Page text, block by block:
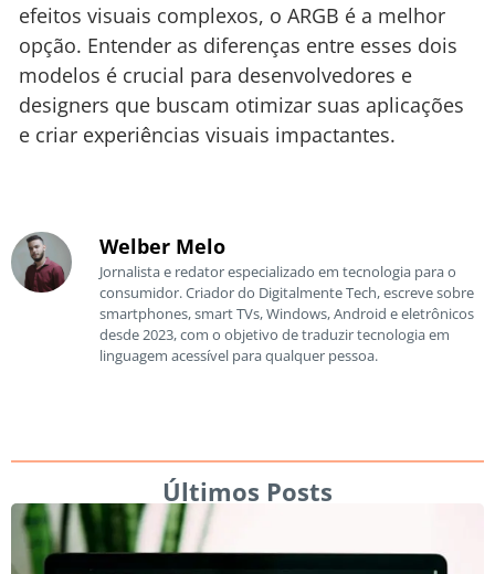
efeitos visuais complexos, o ARGB é a melhor
opção. Entender as diferenças entre esses dois
modelos é crucial para desenvolvedores e
designers que buscam otimizar suas aplicações
e criar experiências visuais impactantes.
Welber Melo
Jornalista e redator especializado em tecnologia para o
consumidor. Criador do Digitalmente Tech, escreve sobre
smartphones, smart TVs, Windows, Android e eletrônicos
desde 2023, com o objetivo de traduzir tecnologia em
linguagem acessível para qualquer pessoa.
Últimos Posts